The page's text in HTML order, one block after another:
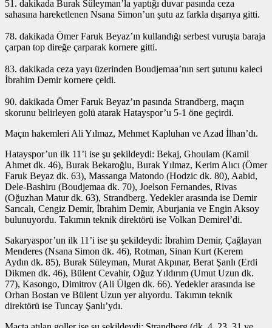
51. dakikada Burak Süleyman’la yaptığı duvar pasında ceza
sahasına hareketlenen Nsana Simon’un şutu az farkla dışarıya gitti.
78. dakikada Ömer Faruk Beyaz’ın kullandığı serbest vuruşta baraja
çarpan top direğe çarparak kornere gitti.
83. dakikada ceza yayı üzerinden Boudjemaa’nın sert şutunu kaleci
İbrahim Demir kornere çeldi.
90. dakikada Ömer Faruk Beyaz’ın pasında Strandberg, maçın
skorunu belirleyen golü atarak Hatayspor’u 5-1 öne geçirdi.
Maçın hakemleri Ali Yılmaz, Mehmet Kapluhan ve Azad İlhan’dı.
Hatayspor’un ilk 11’i ise şu şekildeydi: Bekaj, Ghoulam (Kamil
Ahmet dk. 46), Burak Bekaroğlu, Burak Yılmaz, Kerim Alıcı (Ömer
Faruk Beyaz dk. 63), Massanga Matondo (Hodzic dk. 80), Aabid,
Dele-Bashiru (Boudjemaa dk. 70), Joelson Fernandes, Rivas
(Oğuzhan Matur dk. 63), Strandberg. Yedekler arasında ise Demir
Sarıcalı, Cengiz Demir, İbrahim Demir, Aburjania ve Engin Aksoy
bulunuyordu. Takımın teknik direktörü ise Volkan Demirel’di.
Sakaryaspor’un ilk 11’i ise şu şekildeydi: İbrahim Demir, Çağlayan
Menderes (Nsana Simon dk. 46), Rotman, Sinan Kurt (Kerem
Aydın dk. 85), Burak Süleyman, Murat Akpınar, Berat Şanlı (Erdi
Dikmen dk. 46), Bülent Cevahir, Oğuz Yıldırım (Umut Uzun dk.
77), Kasongo, Dimitrov (Ali Ülgen dk. 66). Yedekler arasında ise
Orhan Bostan ve Bülent Uzun yer alıyordu. Takımın teknik
direktörü ise Tuncay Şanlı’ydı.